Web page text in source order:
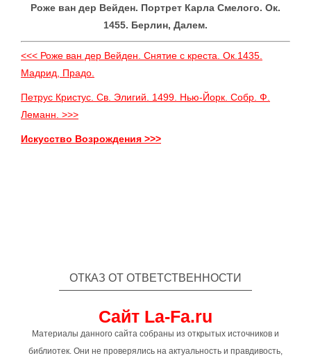
Роже ван дер Вейден. Портрет Карла Смелого. Ок.
1455. Берлин, Далем.
<<< Роже ван дер Вейден. Снятие с креста. Ок.1435.
Мадрид, Прадо.
Петрус Кристус. Св. Элигий. 1499. Нью-Йорк. Собр. Ф.
Леманн. >>>
Искусство Возрождения >>>
ОТКАЗ ОТ ОТВЕТСТВЕННОСТИ
Сайт La-Fa.ru
Материалы данного сайта собраны из открытых источников и
библиотек. Они не проверялись на актуальность и правдивость,